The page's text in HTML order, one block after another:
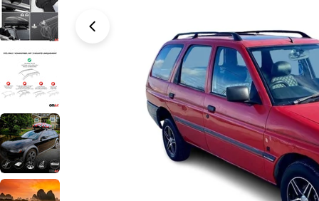
Öffnen Sie das Medium 0 im Modalformat